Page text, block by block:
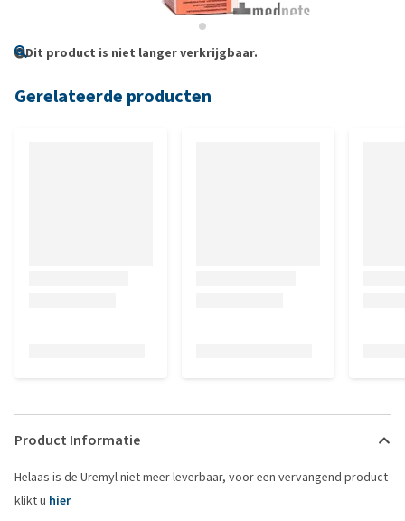
Dit product is niet langer verkrijgbaar.
Gerelateerde producten
Product Informatie
Helaas is de Uremyl niet meer leverbaar, voor een vervangend product
klikt u hier